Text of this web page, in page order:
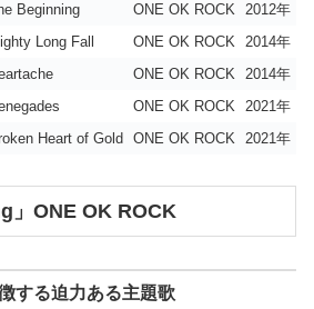
Beginning ONE OK ROCK
2012年
Long Fall ONE OK ROCK
2014年
ONE OK ROCK
2014年
ONE OK ROCK
2021年
Heart of Gold ONE OK ROCK 2021年
」ONE OK ROCK
する迫力ある主題歌